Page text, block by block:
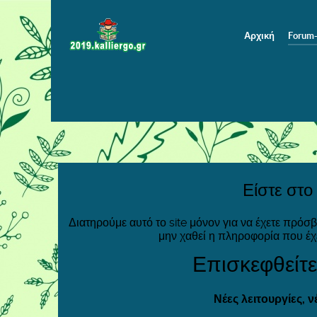
Αρχική
Είστε
Διατηρούμε αυτό το site μόνον για να έχετε
μην χαθεί η πληροφορία που
Νέες λειτουργίες,